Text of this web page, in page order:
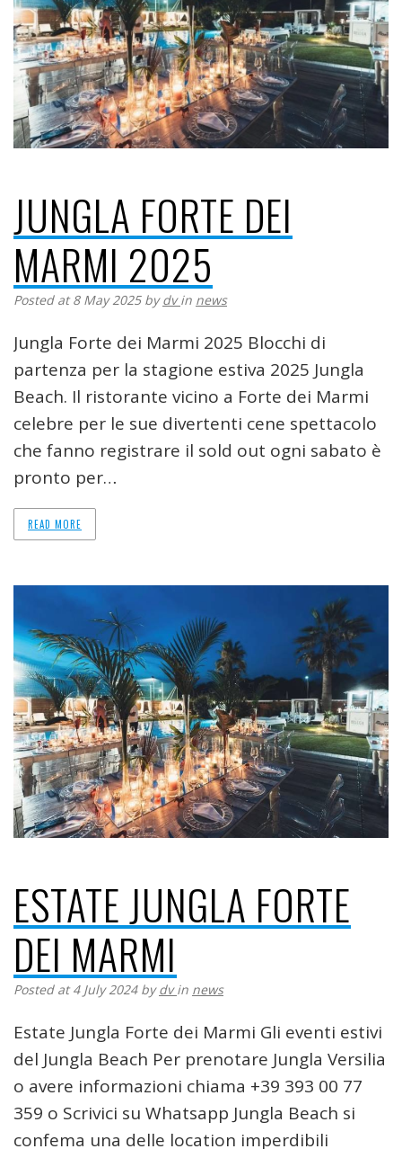
JUNGLA FORTE DEI
MARMI 2025
Posted at 8 May 2025 bydvin news
Jungla Forte dei Marmi 2025 Blocchi di
partenza per la stagione estiva 2025 Jungla
Beach. Il ristorante vicino a Forte dei Marmi
celebre per le sue divertenti cene spettacolo
che fanno registrare il sold out ogni sabato è
pronto per…
READ MORE
ESTATE JUNGLA FORTE
DEI MARMI
Posted at 4 July 2024 bydvin news
Estate Jungla Forte dei Marmi Gli eventi estivi
del Jungla Beach Per prenotare Jungla Versilia
o avere informazioni chiama +39 393 00 77
359 o Scrivici su Whatsapp Jungla Beach si
confema una delle location imperdibili